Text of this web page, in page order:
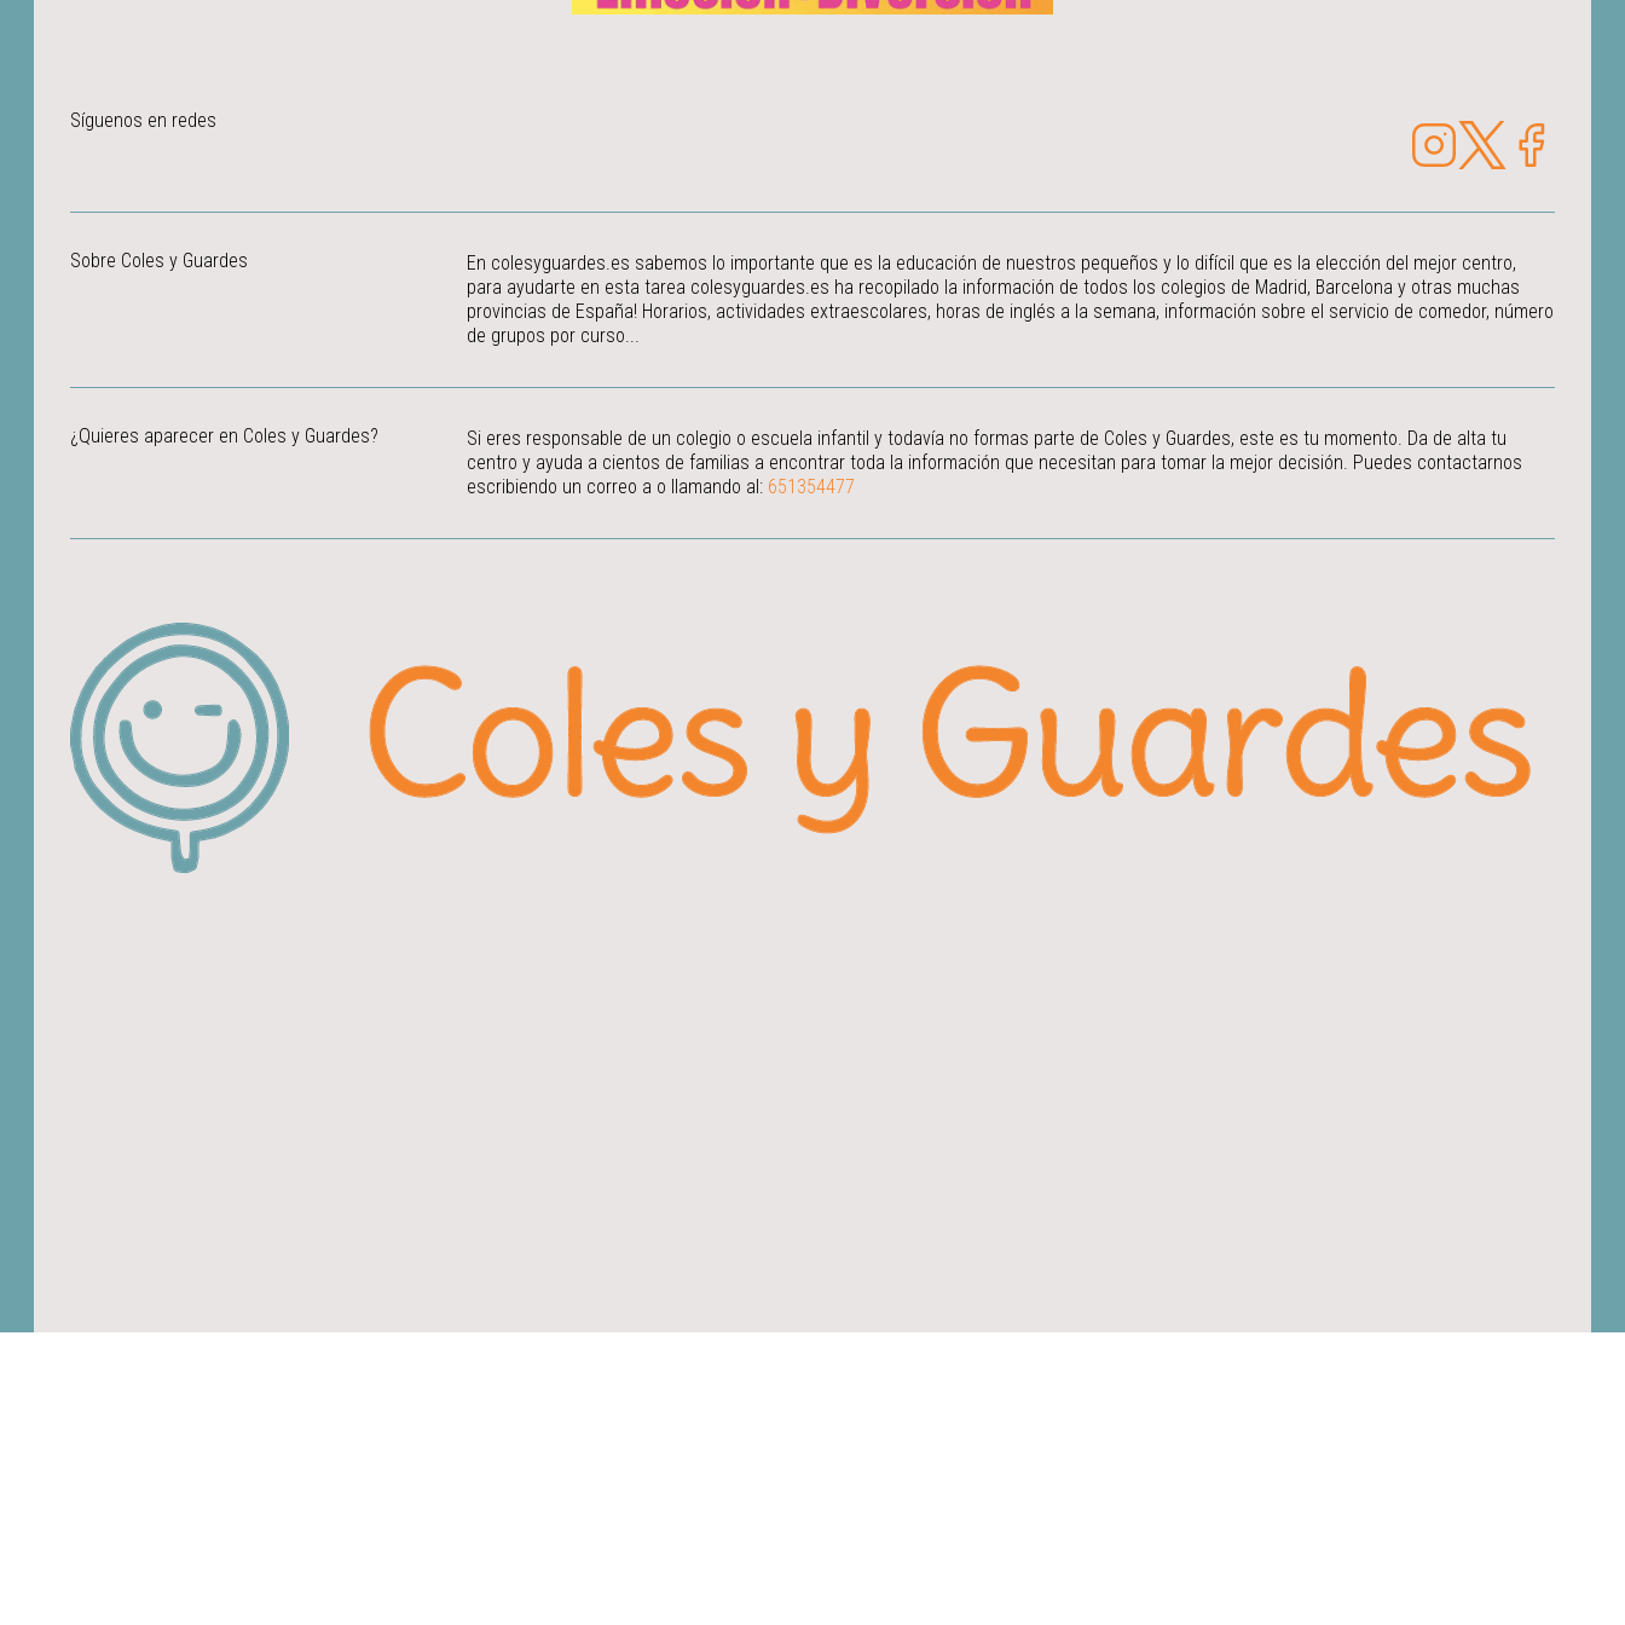
Síguenos en redes
Sobre Coles y Guardes
En colesyguardes.es sabemos lo importante que es la educación de nuestros pequeños y lo difícil que es la elección del mejor centro,
para ayudarte en esta tarea colesyguardes.es ha recopilado la información de todos los colegios de Madrid, Barcelona y otras muchas
provincias de España! Horarios, actividades extraescolares, horas de inglés a la semana, información sobre el servicio de comedor, número
de grupos por curso...
¿Quieres aparecer en Coles y Guardes?
Si eres responsable de un colegio o escuela infantil y todavía no formas parte de Coles y Guardes, este es tu momento. Da de alta tu
centro y ayuda a cientos de familias a encontrar toda la información que necesitan para tomar la mejor decisión. Puedes contactarnos
escribiendo un correo a o llamando al: 651354477